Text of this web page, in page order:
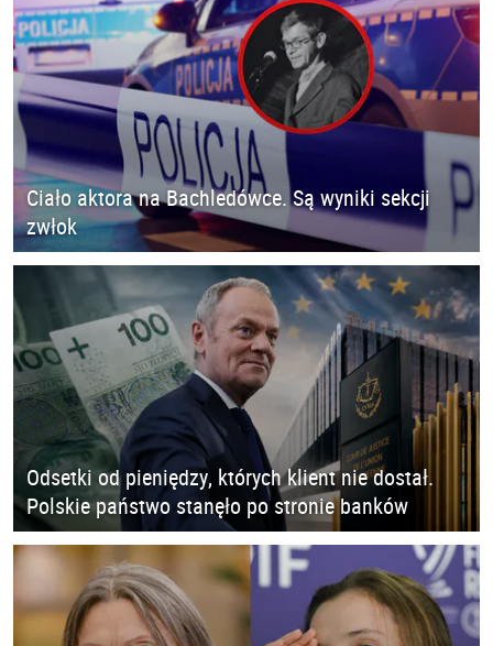
Ciało aktora na Bachledówce. Są wyniki sekcji
zwłok
Odsetki od pieniędzy, których klient nie dostał.
Polskie państwo stanęło po stronie banków